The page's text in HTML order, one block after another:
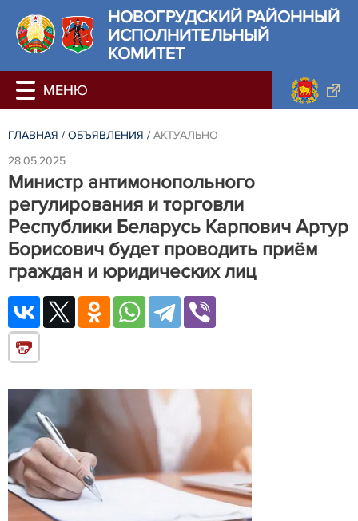
НОВОГРУДСКИЙ РАЙОННЫЙ
ИСПОЛНИТЕЛЬНЫЙ
КОМИТЕТ
ГЛАВНАЯ / ОБЪЯВЛЕНИЯ / АКТУАЛЬНО
28.05.2025
Министр антимонопольного
регулирования и торговли
Республики Беларусь Карпович Артур
Борисович будет проводить приём
граждан и юридических лиц